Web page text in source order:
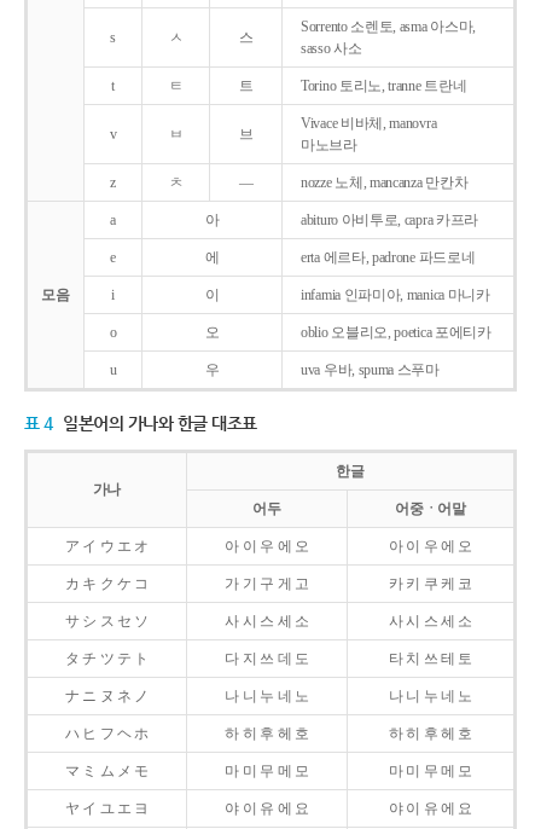
s ㅅ 스
Sorrento 소렌토, asma 아스마,
sasso 사소
t ㅌ 트 Torino 토리노, tranne 트란네
v ㅂ 브
Vivace 비바체, manovra
마노브라
z ㅊ ― nozze 노체, mancanza 만칸차
모음
a 아 abituro 아비투로, capra 카프라
e 에 erta 에르타, padrone 파드로네
i 이 infamia 인파미아, manica 마니카
o 오 oblio 오블리오, poetica 포에티카
u 우 uva 우바, spuma 스푸마
표 4 일본어의 가나와 한글 대조표
가나
한글
어두 어중ㆍ어말
ア イ ウ エ オ 아 이 우 에 오 아 이 우 에 오
カ キ ク ケ コ 가 기 구 게 고 카 키 쿠 케 코
サ シ ス セ ソ 사 시 스 세 소 사 시 스 세 소
タ チ ツ テ ト 다 지 쓰 데 도 타 치 쓰 테 토
ナ ニ ヌ ネ ノ 나 니 누 네 노 나 니 누 네 노
ハ ヒ フ ヘ ホ 하 히 후 헤 호 하 히 후 헤 호
マ ミ ム メ モ 마 미 무 메 모 마 미 무 메 모
ヤ イ ユ エ ヨ 야 이 유 에 요 야 이 유 에 요